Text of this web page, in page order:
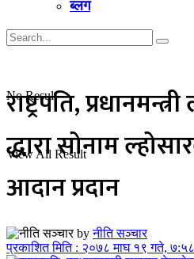
ब्लग
No Result
View All Result
राष्ट्रपति,
द्धारा सोनाम
आदान प्रदान
by नीति सञ्चार
प्रकाशित मिति : २०७८ माघ १९ गते,